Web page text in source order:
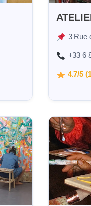
3 Rue
+33 6
4,7/5